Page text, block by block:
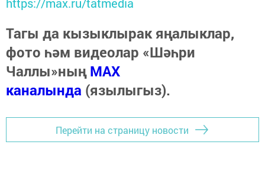
https://max.ru/tatmedia
Тагы да кызыклырак яңалыклар,
фото һәм видеолар «Шәһри
Чаллы»ныңMAX
каналында (язылыгыз).
Перейти на страницу новости